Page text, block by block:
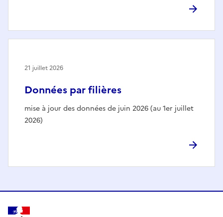
Données par filières
mise à jour des données de juin 2026 (au 1er juillet
2026)
21 juillet 2026